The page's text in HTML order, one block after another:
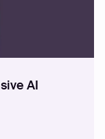
AI